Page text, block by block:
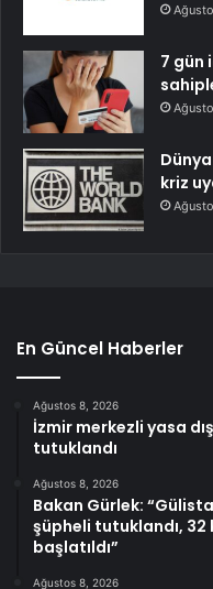
7 gün
kriz
En Güncel Haberler
Ağustos 8, 2026
İzmir merkezli yasa
tutuklandı
Ağustos 8, 2026
Bakan Gürlek:
şüpheli tutuklandı, 32
başlatıldı”
Ağustos 8, 2026